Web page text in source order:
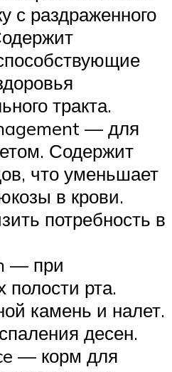
с раздраженного
тракта.
— для
Содержит
что уменьшает
в крови.
потребность в
— при
полости рта.
камень и налет.
десен.
— корм для